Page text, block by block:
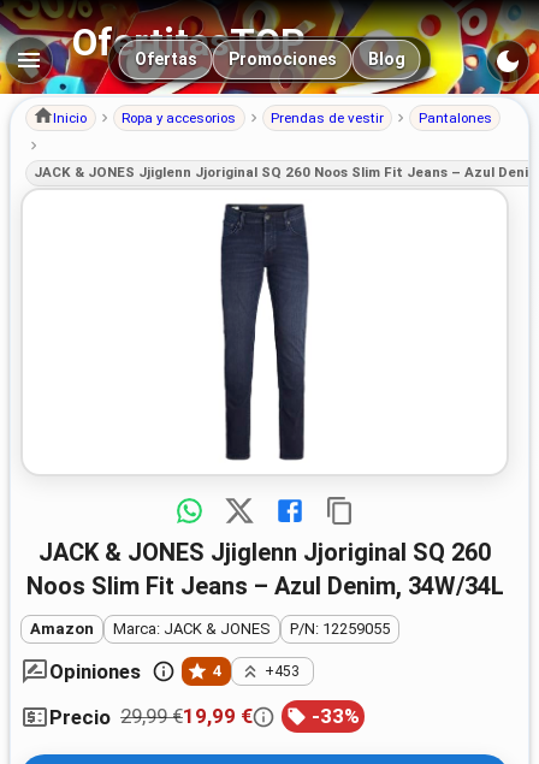
OfertitasTOP
Navegación principal
Ofertas Promociones Blog
Inicio Ropa y accesorios Prendas de vestir Pantalones
JACK & JONES Jjiglenn Jjoriginal SQ 260 Noos Slim Fit Jeans – Azul
JACK & JONES Jjiglenn Jjoriginal SQ 260
Noos Slim Fit Jeans – Azul Denim, 34W/34L
Amazon Marca: JACK & JONES P/N: 12259055
Opiniones 4 +453
Precio 29,99 €19,99 € -33%